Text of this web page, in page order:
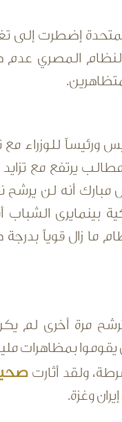
إضطرت إلى
المصري عدم
ورئيساً
يرتفع مع
مبارك أنه لن يرشح
بينمايرى الشباب
ما زال قوياً
مرة أخرى لم
يقوموا بمظاهرات
ولقد أثارت
وغزة.